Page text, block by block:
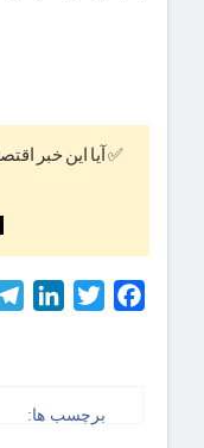
✅ آیا این خبر
Facebook
Twitter
برچسب ها: